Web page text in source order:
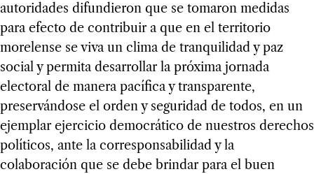
autoridades difundieron que se tomaron medidas
para efecto de contribuir a que en el territorio
morelense se viva un clima de tranquilidad y paz
social y permita desarrollar la próxima jornada
electoral de manera pacífica y transparente,
preservándose el orden y seguridad de todos, en un
ejemplar ejercicio democrático de nuestros derechos
políticos, ante la corresponsabilidad y la
colaboración que se debe brindar para el buen